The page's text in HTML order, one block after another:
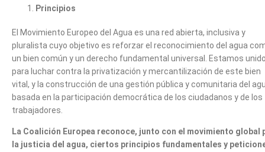
Principios
El Movimiento Europeo del Agua es una red abierta, inclusiva y
pluralista cuyo objetivo es reforzar el reconocimiento del agua
un bien común y un derecho fundamental universal. Estamos
para luchar contra la privatización y mercantilización de este bien
vital, y la construcción de una gestión pública y comunitaria del
basada en la participación democrática de los ciudadanos y de los
trabajadores.
La Coalición Europea reconoce, junto con el movimiento global
la justicia del agua, ciertos principios fundamentales y